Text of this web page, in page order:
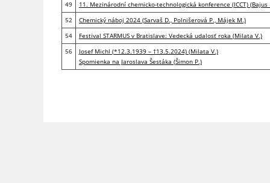
49
11. Mezinárodní chemicko-technologická konference (ICCT) (Bajus
52
Chemický náboj 2024 (Sarvaš D., Polnišerová P., Májek M.)
54
Festival STARMUS v Bratislave: Vedecká udalosť roka (Milata V.)
56
Josef Michl (*12.3.1939 – †13.5.2024) (Milata V.)
Spomienka na Jaroslava Šestáka (Šimon P.)